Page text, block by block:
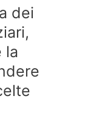
dei
la